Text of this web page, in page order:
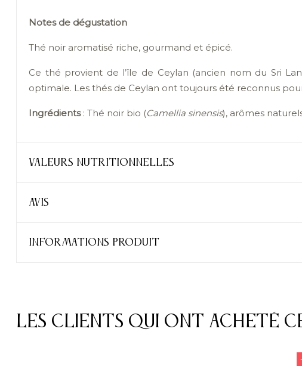
Notes de dégustation
Thé noir aromatisé riche, gourmand et épicé.
Ce thé provient de l’île de Ceylan (ancien nom du Sri
optimale. Les thés de Ceylan ont toujours été reconnus
Ingrédients: Thé noir bio (Camellia sinensis), arômes
VALEURS NUTRITIONNELLES
AVIS
INFORMATIONS PRODUIT
Les clients qui ont acheté